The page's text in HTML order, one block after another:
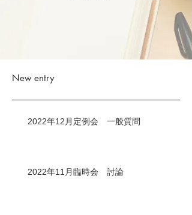
New entry
2022年12月定例会 一般質問
2022年11月臨時会 討論